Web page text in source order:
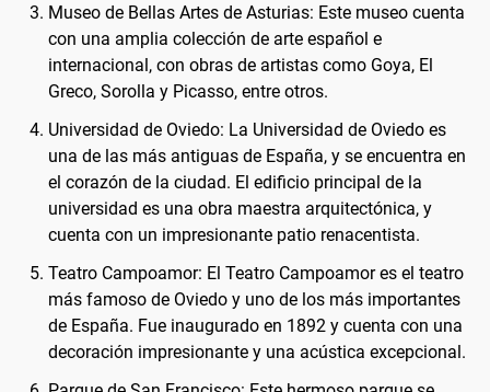
Museo de Bellas Artes de Asturias: Este museo cuenta
con una amplia colección de arte español e
internacional, con obras de artistas como Goya, El
Greco, Sorolla y Picasso, entre otros.
Universidad de Oviedo: La Universidad de Oviedo es
una de las más antiguas de España, y se encuentra en
el corazón de la ciudad. El edificio principal de la
universidad es una obra maestra arquitectónica, y
cuenta con un impresionante patio renacentista.
Teatro Campoamor: El Teatro Campoamor es el teatro
más famoso de Oviedo y uno de los más importantes
de España. Fue inaugurado en 1892 y cuenta con una
decoración impresionante y una acústica excepcional.